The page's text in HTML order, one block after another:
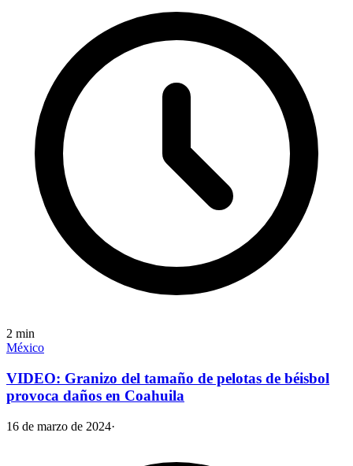
2 min
México
VIDEO: Granizo del tamaño de pelotas de béisbol
provoca daños en Coahuila
16 de marzo de 2024·